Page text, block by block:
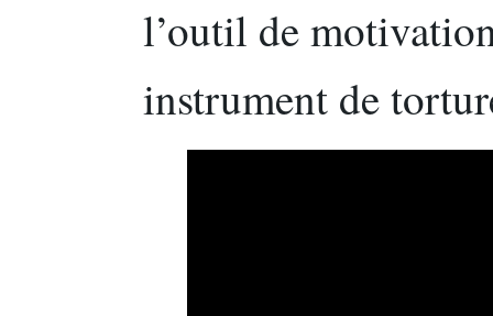
l’outil de
instrument de